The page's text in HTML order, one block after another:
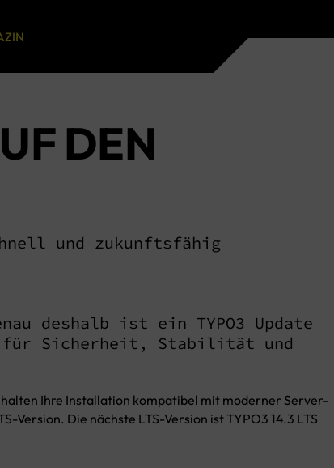
Leadgenerierung
Controlling & Tracking
DEN
und zukunftsfähig
deshalb ist ein TYPO3 Update
für Sicherheit, Stabilität und
Ihre Installation kompatibel mit moderner Server-
Version. Die nächste LTS-Version ist TYPO3 14.3 LTS